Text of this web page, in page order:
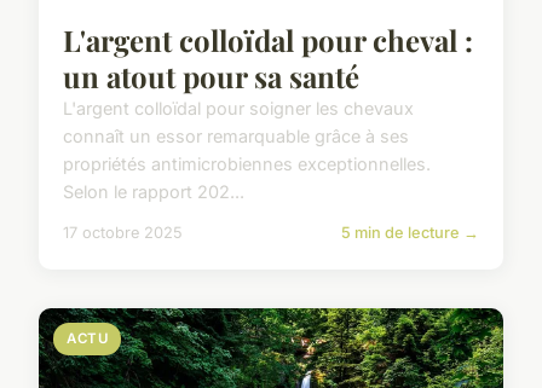
L'argent colloïdal pour cheval :
un atout pour sa santé
L'argent colloïdal pour soigner les chevaux
connaît un essor remarquable grâce à ses
propriétés antimicrobiennes exceptionnelles.
Selon le rapport 202...
17 octobre 2025 5 min de lecture →
ACTU